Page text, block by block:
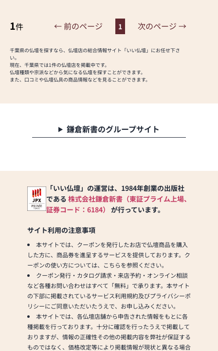
カタチを提案します。
≪はせがわ店舗サービス
のご案内≫
●仏壇・仏具・お墓・相
続・遺品整理のご相談
のご注文を承ります。お
電話時に「いい仏壇を見
スタッフがご相談や商品
ます)
≪お仏壇のはせがわより
「仏壇や仏具をお探しで
したら、ぜひお仏壇のは
せがわにお越しくださ
い。当店は幅広い品揃え
とリーズナブルな価格で
お客様をお迎えしていま
す。
仏壇には様々な種類がご
ざいます。伝統的な木製
の仏壇やモダンなデザイ
ンの仏壇、またコンパク
トなサイズの仏壇など、
選べます。
全サポート！
掛けておりますので、ど
うぞお気軽にご来店くだ
モダン仏壇、伝統型仏
壇、関東型仏壇、仏具、
す。
【新館ギャラリー】お勧
めの厳選商品がズラリ！
人気のモダン仏壇、モダ
す。
▼仏壇・仏具
仏間などの鴨居、柱と柱
の間に隙間なくピッタリ
収まり転倒防止効果もあ
る「はめ込み仏壇（関東
仏壇）」を常時50本以上
展示。
人気のモダン仏壇から、
黒檀・紫檀、銘木の屋久
杉、欅を使用した伝統的
1件 ← 前のページ 1 次のページ →
千葉県の仏壇を探すなら、仏壇店の総合情報サイト「いい仏壇」にお任せ下さ
い。
現在、千葉県では1件の仏壇店を掲載中です。
仏壇種類や宗派などから気になる仏壇を探すことができます。
また、口コミや仏壇仏具の商品情報などを見ることができます。
鎌倉新書のグループサイト
「いい仏壇」の運営は、1984年創業の出版社
である 株式会社鎌倉新書（東証プライム上場、
証券コード：6184） が行っています。
サイト利用の注意事項
本サイトでは、クーポンを発行したお店で仏壇商品を購入
した方に、商品券を進呈するサービスを提供しております。ク
ーポンの使い方については、こちらを参照ください。
クーポン発行・カタログ請求・来店予約・オンライン相談
など各種お問い合わせはすべて「無料」で承ります。本サイト
の下部に掲載されているサービス利用規約及びプライバシーポ
リシーにご同意いただいたうえで、お申し込みください。
本サイトでは、各仏壇店舗から申告された情報をもとに各
種掲載を行っております。十分に確認を行ったうえで掲載して
おりますが、情報の正確性その他の掲載内容を弊社が保証する
ものではなく、価格改定等により掲載情報が現状と異なる場合